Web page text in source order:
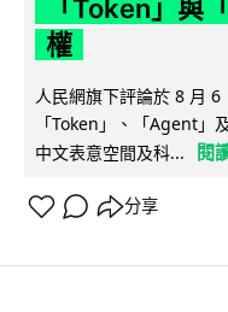
「Token」與
權
人民網旗下評論於 8 月
「Token」、「Agent」
中文表意空間及科...
閱
分享